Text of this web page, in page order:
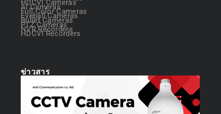
HDCVI Cameras
AI Cameras
Full Color Cameras
Eyeball Cameras
Bullet Cameras
PTZ Cameras
NVR Recorders
HDCVI Recorders
ข่าวสาร